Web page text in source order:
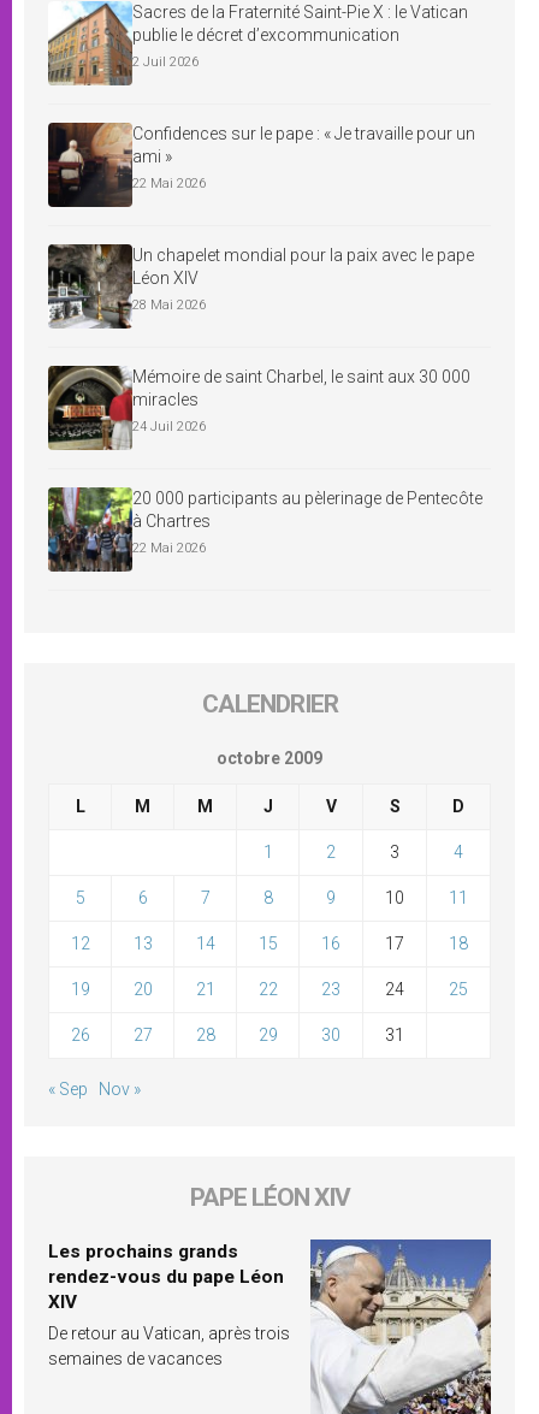
Sacres de la Fraternité Saint-Pie X : le Vatican
publie le décret d’excommunication
2 Juil 2026
Confidences sur le pape : « Je travaille pour un
ami »
22 Mai 2026
Un chapelet mondial pour la paix avec le pape
Léon XIV
28 Mai 2026
Mémoire de saint Charbel, le saint aux 30 000
miracles
24 Juil 2026
20 000 participants au pèlerinage de Pentecôte
à Chartres
22 Mai 2026
CALENDRIER
octobre 2009
L M M J V S D
1 2 3 4
5 6 7 8 9 10 11
12 13 14 15 16 17 18
19 20 21 22 23 24 25
26 27 28 29 30 31
« Sep Nov »
PAPE LÉON XIV
Les prochains grands
rendez-vous du pape Léon
XIV
De retour au Vatican, après trois
semaines de vacances